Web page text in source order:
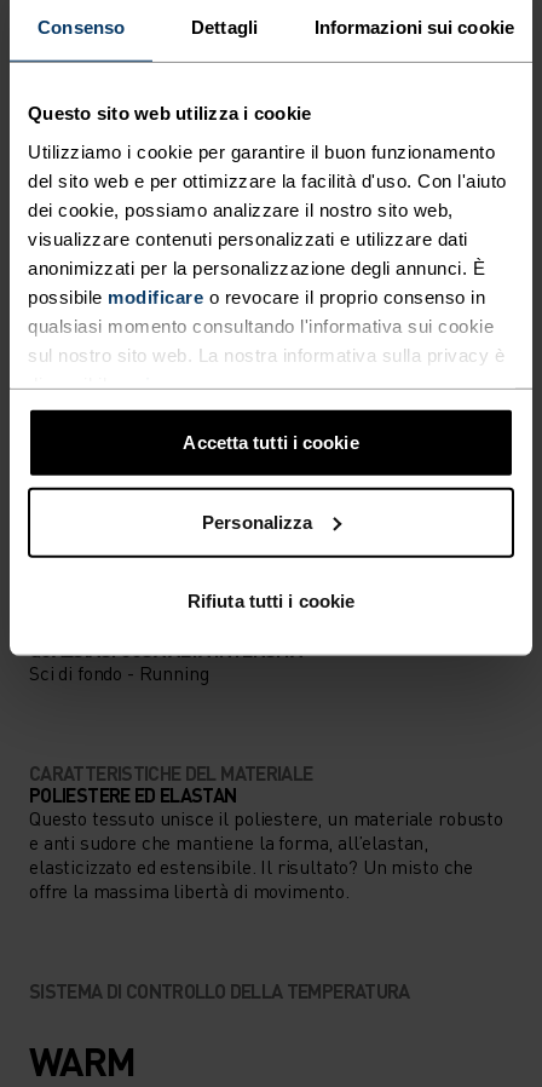
Consenso Dettagli Informazioni sui cookie
Questo sito web utilizza i cookie
Utilizziamo i cookie per garantire il buon funzionamento
del sito web e per ottimizzare la facilità d'uso. Con l'aiuto
dei cookie, possiamo analizzare il nostro sito web,
visualizzare contenuti personalizzati e utilizzare dati
anonimizzati per la personalizzazione degli annunci. È
possibile modificare o revocare il proprio consenso in
qualsiasi momento consultando l'informativa sui cookie
sul nostro sito web. La nostra informativa sulla privacy è
Accetta tutti i cookie
Personalizza
Rifiuta tutti i cookie
per i tuoi allenamenti invernali.
LO SCI NORDICO HA UN
NUOVO LOOK.
Riscopri lo sci di fondo. Abbigliamento tecnico
incredibilmente comodo per sfrecciare sul circuito
con stile.
MODERATO
QUALSIASI COSA ALTA INTENSITÀ
Sci di fondo - Running
CARATTERISTICHE DEL MATERIALE
POLIESTERE ED ELASTAN
Questo tessuto unisce il poliestere, un materiale robusto
e anti sudore che mantiene la forma, all’elastan,
elasticizzato ed estensibile. Il risultato? Un misto che
offre la massima libertà di movimento.
SISTEMA DI CONTROLLO DELLA TEMPERATURA
WARM